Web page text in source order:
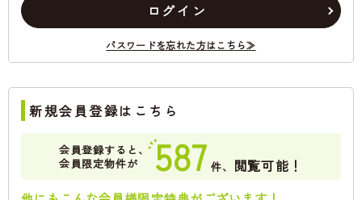
ログイン
パスワードを忘れた方はこちら≫
新規会員登録はこちら
会員登録すると、
会員限定物件が
587 件、 閲覧可能！